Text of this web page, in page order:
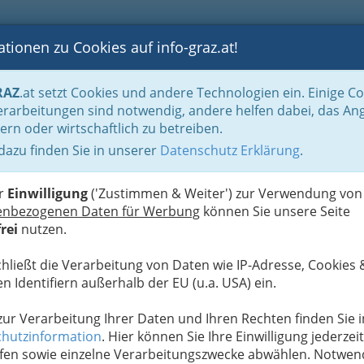
BLOGS FOTOS GASTRONOMIE BRANCHEN
zu Cookies auf info-graz.at!
.at setzt Cookies und andere Technologien ein. Einige
sind notwendig, andere helfen dabei, das
oder wirtschaftlich zu betreiben.
finden Sie in unserer Datenschutz Erklärung.
Einwilligung('Zustimmen & Weiter') zur Verwendung von
Daten für Werbung können Sie unsere Seite
nutzen.
die Verarbeitung von Daten wie IP-Adresse, Cookies
Identifiern außerhalb der EU (u.a. USA) ein.
Verarbeitung Ihrer Daten und Ihren Rechten finden Sie
. Hier können Sie Ihre Einwilligung jederzeit
sowie einzelne Verarbeitungszwecke abwählen.
Über den Wolken… Fliegen Hängegleiten